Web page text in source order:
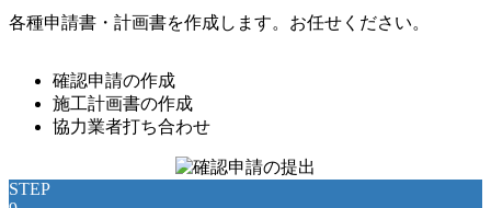
各種申請書・計画書を作成します。お任せください。
確認申請の作成
施工計画書の作成
協力業者打ち合わせ
STEP